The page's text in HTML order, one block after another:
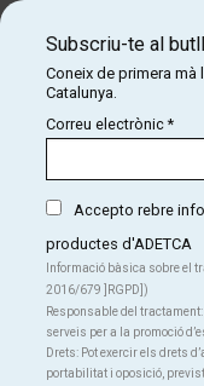
Producció:Teatro de
Subscriu-te al
Coneix de primera
Catalunya.
Correu electrònic*
Accepto rebre
productes d'ADETCA
Informació bàsica sobre el
2016/679 ]RGPD])
Responsable del
serveis per a la promoció
Drets: Pot exercir els drets
portabilitat i oposició,